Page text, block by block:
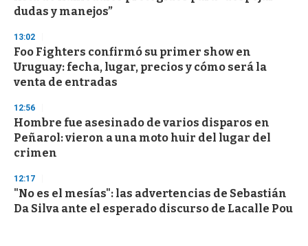
dudas y manejos”
13:02
Foo Fighters confirmó su primer show en
Uruguay: fecha, lugar, precios y cómo será la
venta de entradas
12:56
Hombre fue asesinado de varios disparos en
Peñarol: vieron a una moto huir del lugar del
crimen
12:17
"No es el mesías": las advertencias de Sebastián
Da Silva ante el esperado discurso de Lacalle Pou